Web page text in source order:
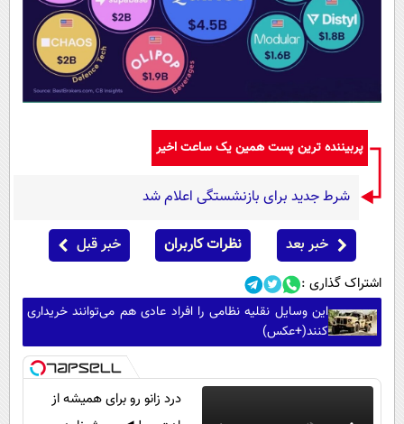
پربیننده ترین پست همین یک ساعت اخیر
شرط جدید برای بازنشستگی اعلام شد
خبر بعد نظرات کاربران خبر قبل
اشتراک گذاری :
این وسایل نقلیه نظامی را افراد عادی هم می‌توانند خریداری
کنند(+عکس)
درد زانو رو برای همیشه از